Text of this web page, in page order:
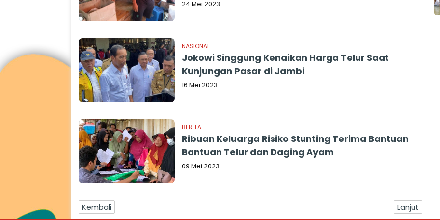
24 Mei 2023
NASIONAL
Jokowi Singgung Kenaikan Harga Telur Saat
Kunjungan Pasar di Jambi
16 Mei 2023
BERITA
Ribuan Keluarga Risiko Stunting Terima Bantuan
Bantuan Telur dan Daging Ayam
09 Mei 2023
Kembali Lanjut